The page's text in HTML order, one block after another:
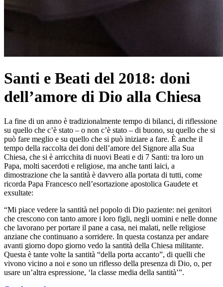
Santi e Beati del 2018: doni
dell’amore di Dio alla Chiesa
La fine di un anno è tradizionalmente tempo di bilanci, di riflessione
su quello che c’è stato – o non c’è stato – di buono, su quello che si
può fare meglio e su quello che si può iniziare a fare. È anche il
tempo della raccolta dei doni dell’amore del Signore alla Sua
Chiesa, che si è arricchita di nuovi Beati e di 7 Santi: tra loro un
Papa, molti sacerdoti e religiose, ma anche tanti laici, a
dimostrazione che la santità è davvero alla portata di tutti, come
ricorda Papa Francesco nell’esortazione apostolica Gaudete et
exsultate:
“Mi piace vedere la santità nel popolo di Dio paziente: nei genitori
che crescono con tanto amore i loro figli, negli uomini e nelle donne
che lavorano per portare il pane a casa, nei malati, nelle religiose
anziane che continuano a sorridere. In questa costanza per andare
avanti giorno dopo giorno vedo la santità della Chiesa militante.
Questa è tante volte la santità “della porta accanto”, di quelli che
vivono vicino a noi e sono un riflesso della presenza di Dio, o, per
usare un’altra espressione, ‘la classe media della santità’”.